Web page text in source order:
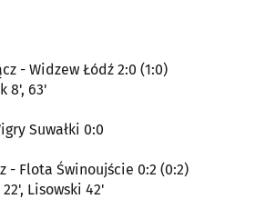
- Widzew Łódź 2:0 (1:0)
8', 63'
Suwałki 0:0
- Flota Świnoujście 0:2 (0:2)
Lisowski 42'